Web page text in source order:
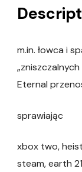
m.in. łowca i
Eternal
sprawiając
xbox two,
steam, earth